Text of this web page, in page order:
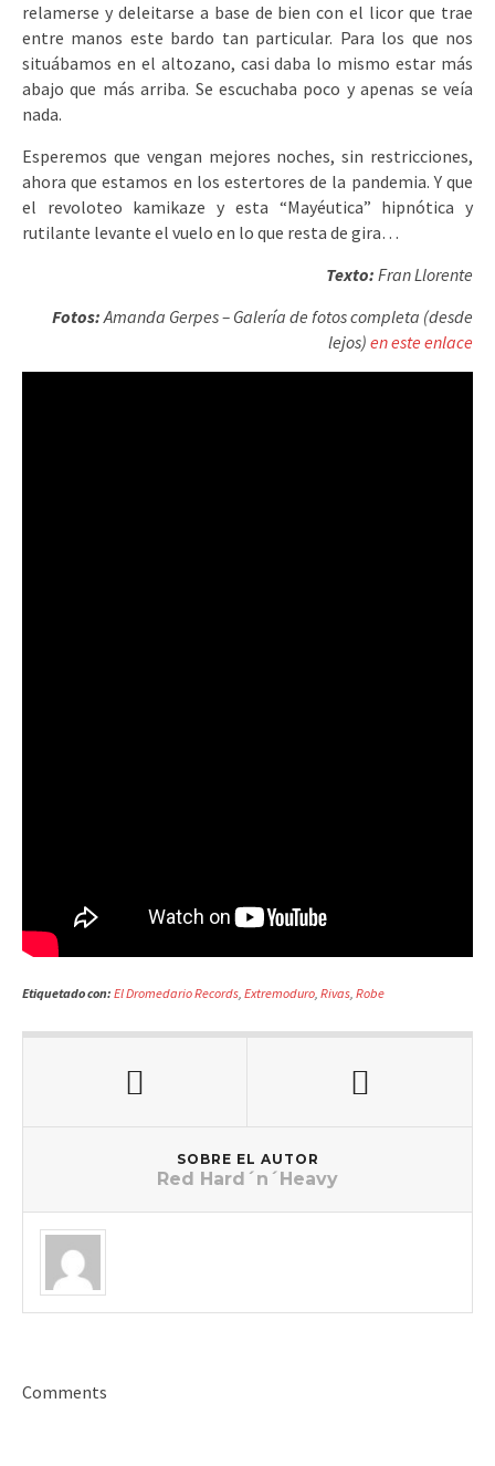
relamerse y deleitarse a base de bien con el licor que trae
entre manos este bardo tan particular. Para los que nos
situábamos en el altozano, casi daba lo mismo estar más
abajo que más arriba. Se escuchaba poco y apenas se veía
nada.
Esperemos que vengan mejores noches, sin restricciones,
ahora que estamos en los estertores de la pandemia. Y que
el revoloteo kamikaze y esta “Mayéutica” hipnótica y
rutilante levante el vuelo en lo que resta de gira…
Texto: Fran Llorente
Fotos:Amanda Gerpes – Galería de fotos completa (desde
lejos) en este enlace
Etiquetado con: El Dromedario Records, Extremoduro, Rivas, Robe
SOBRE EL AUTOR
Red Hard´n´Heavy
Comments